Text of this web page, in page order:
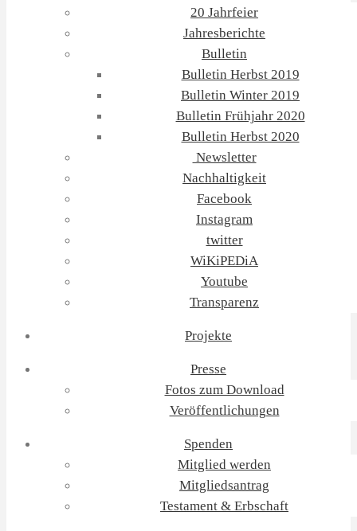
20 Jahrfeier
Jahresberichte
Bulletin
Bulletin Herbst 2019
Bulletin Winter 2019
Bulletin Frühjahr 2020
Bulletin Herbst 2020
Newsletter
Nachhaltigkeit
Facebook
Instagram
twitter
WiKiPEDiA
Youtube
Transparenz
Projekte
Presse
Fotos zum Download
Veröffentlichungen
Spenden
Mitglied werden
Mitgliedsantrag
Testament & Erbschaft